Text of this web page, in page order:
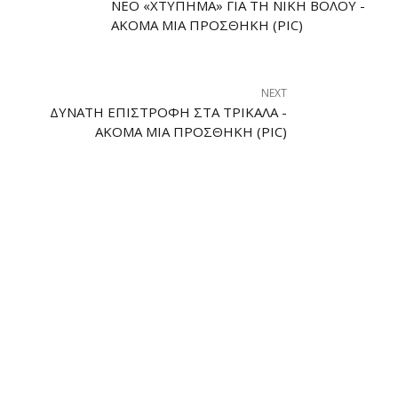
ΝΈΟ «ΧΤΎΠΗΜΑ» ΓΙΑ ΤΗ ΝΊΚΗ ΒΌΛΟΥ -
ΑΚΌΜΑ ΜΊΑ ΠΡΟΣΘΉΚΗ (PIC)
NEXT
ΔΥΝΑΤΉ ΕΠΙΣΤΡΟΦΉ ΣΤΑ ΤΡΊΚΑΛΑ -
ΑΚΌΜΑ ΜΊΑ ΠΡΟΣΘΉΚΗ (PIC)